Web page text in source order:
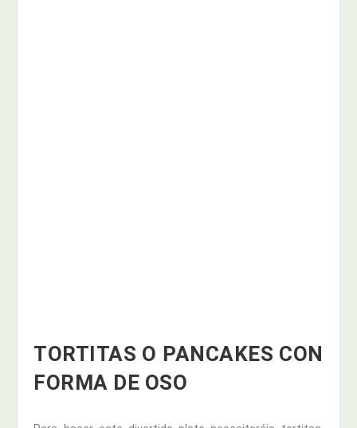
TORTITAS O PANCAKES CON
FORMA DE OSO